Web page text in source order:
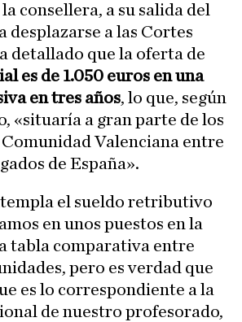
consellera, a su salida del
desplazarse a las Cortes
detallado que la oferta de
es de 1.050 euros en una
en tres años, lo que, según
«situaría a gran parte de los
Valenciana entre
de España».
el sueldo retributivo
en unos puestos en la
tabla comparativa entre
pero es verdad que
es lo correspondiente a la
de nuestro profesorado,